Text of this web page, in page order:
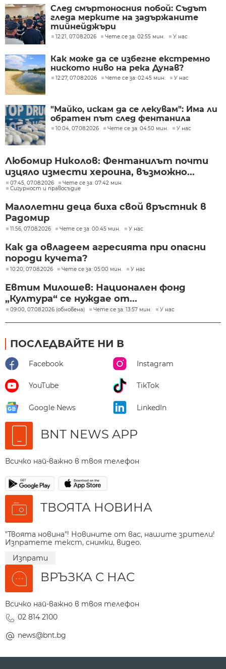
След смъртоносния побой: Съдът
гледа мерките на задържаните
тийнейджъри
12:21, 07.08.2026 Чете се за: 02:55 мин. У нас
Как може да се избегне екстремно
ниското ниво на река Дунав?
12:27, 07.08.2026 Чете се за: 02:45 мин. У нас
"Майко, искам да се лекувам": Има ли
обратен път след фентанила
10:04, 07.08.2026 Чете се за: 04:50 мин. У нас
Любомир Николов: Фентанилът почти
изцяло измести хероина, възможно...
07:45, 07.08.2026
Чете се за: 07:42 мин.
Сигурност и правосъдие
Малолетни деца биха свой връстник в
Радомир
11:56, 07.08.2026 Чете се за: 00:45 мин. У нас
Как да овладеем агресията при опасни
породи кучета?
10:20, 07.08.2026 Чете се за: 05:00 мин. У нас
Евтим Милошев: Национален фонд
„Култура“ се нуждае от...
09:00, 07.08.2026 (обновена) Чете се за: 13:57 мин. У нас
ПОСЛЕДВАЙТЕ НИ В
Facebook Instagram
YouTube TikTok
Google News LinkedIn
BNT NEWS APP
Всичко най-важно в твоя телефон
ТВОЯТА НОВИНА
"Твоята новина"! Новините от вас, нашите зрители!
Изпратете текст, снимки, видео.
Изпрати
ВРЪЗКА С НАС
Всичко най-важно в твоя телефон
02 814 2100
news@bnt.bg